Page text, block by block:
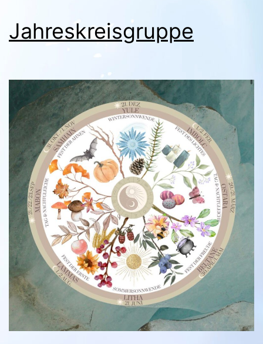
Jahreskreisgruppe